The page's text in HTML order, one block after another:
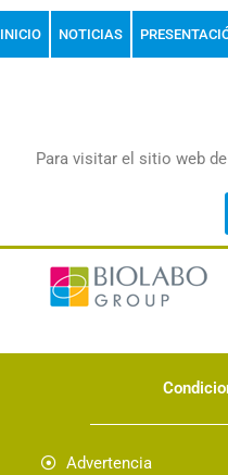
INICIO NOTICIAS
Para visitar el sitio web de
Advertencia